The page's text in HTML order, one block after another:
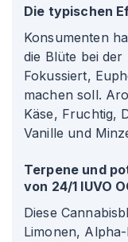
Die typischen
Konsumenten
die Blüte bei
Fokussiert,
machen soll.
Käse, Fruchtig,
Vanille und
Terpene und
von 24/1 IUVO
Diese
Limonen,